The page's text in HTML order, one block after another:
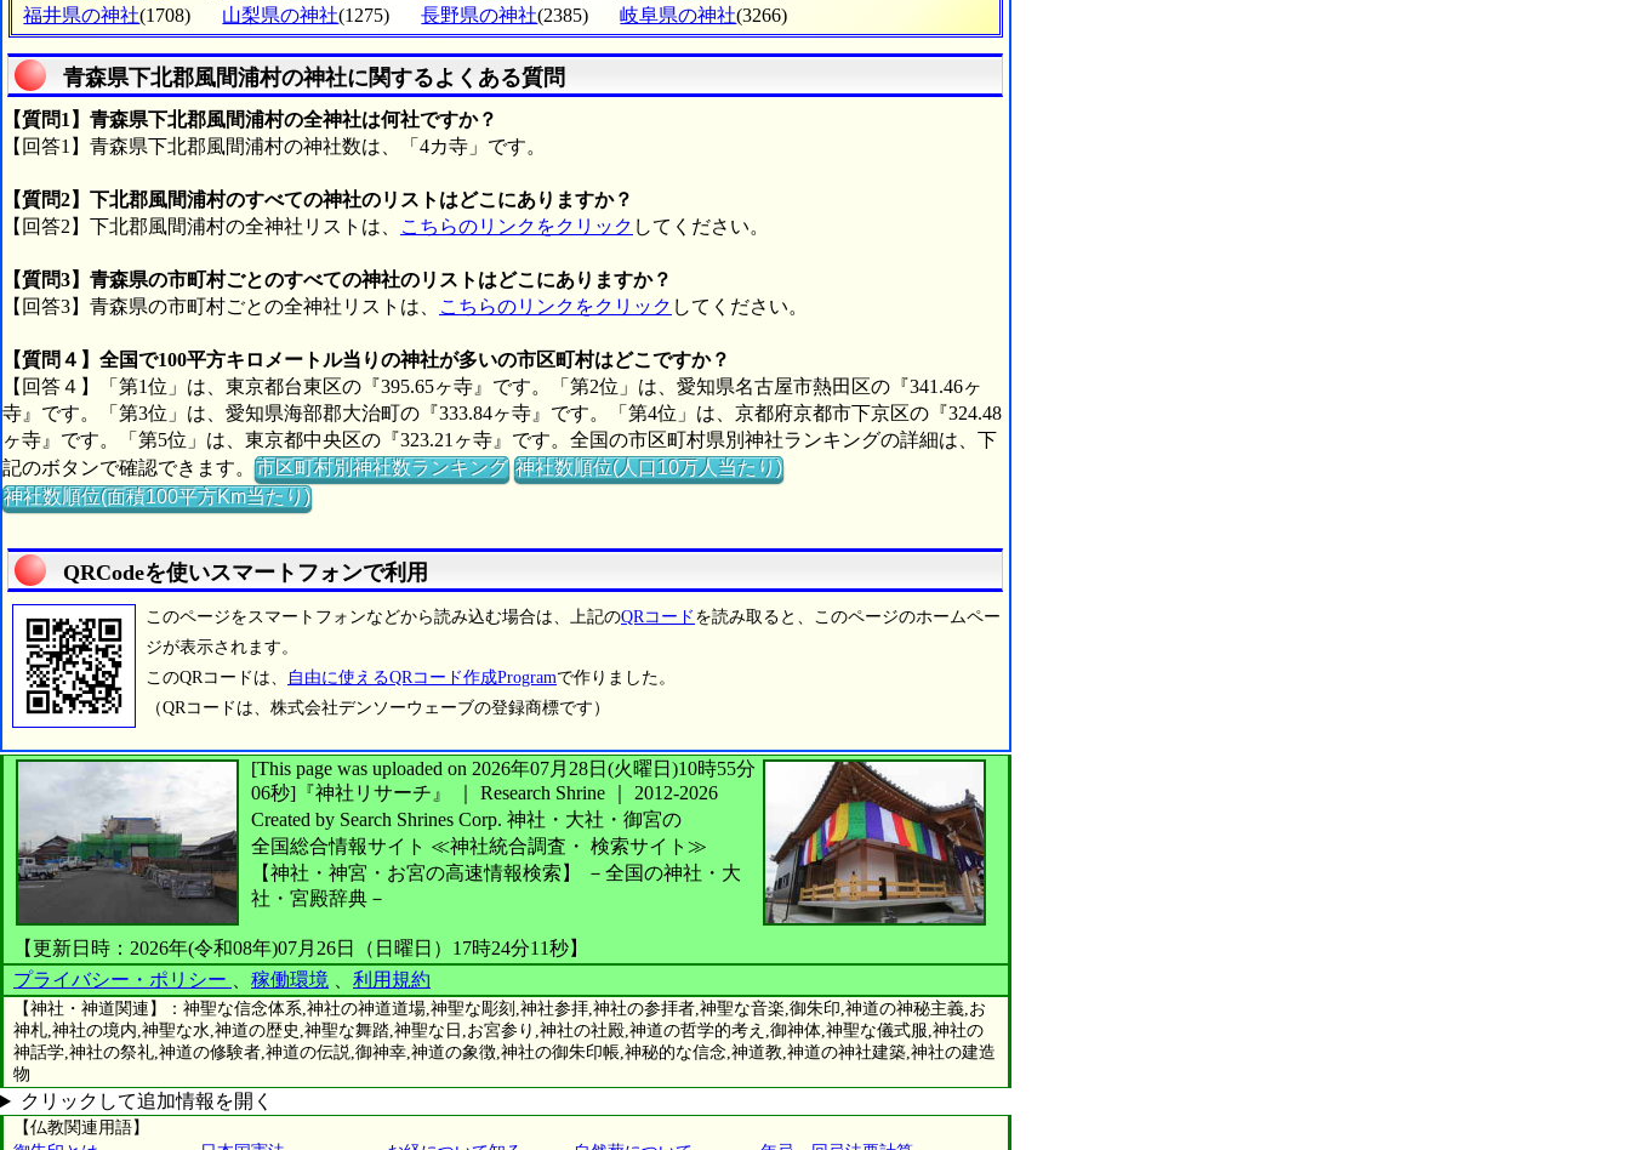
福井県の神社(1708) 山梨県の神社(1275) 長野県の神社(2385) 岐阜県の神社(3266)
青森県下北郡風間浦村の神社に関するよくある質問
【質問1】青森県下北郡風間浦村の全神社は何社ですか？
【回答1】青森県下北郡風間浦村の神社数は、「4カ寺」です。
【質問2】下北郡風間浦村のすべての神社のリストはどこにありますか？
【回答2】下北郡風間浦村の全神社リストは、
こちらのリンクをクリック してください。
【質問3】青森県の市町村ごとのすべての神社のリストはどこにありますか？
【回答3】青森県の市町村ごとの全神社リストは、
こちらのリンクをクリック してください。
【質問４】全国で100平方キロメートル当りの神社が多いの市区町村はどこですか？
【回答４】「第1位」は、東京都台東区の『395.65ヶ寺』です。「第2位」は、愛知県名古屋市熱田区の『341.46ヶ
寺』です。「第3位」は、愛知県海部郡大治町の『333.84ヶ寺』です。「第4位」は、京都府京都市下京区の『324.48
ヶ寺』です。「第5位」は、東京都中央区の『323.21ヶ寺』です。全国の市区町村県別神社ランキングの詳細は、下
記のボタンで確認できます。市区町村別神社数ランキング 神社数順位(人口10万人当たり)
神社数順位(面積100平方Km当たり)
QRCodeを使いスマートフォンで利用
このページをスマートフォンなどから読み込む場合は、上記のQRコード を読み取ると、このページのホームペー
ジが表示されます。
このQRコードは、
自由に使えるQRコード作成Programで作りました。
（QRコードは、株式会社デンソーウェーブの登録商標です）
[This page was uploaded on 2026年07月28日(火曜日)10時55分
06秒] 『神社リサーチ』 ｜ Research Shrine
2012-2026
Created by Search Shrines Corp. 神社・大社・御宮の
全国総合情報サイト ≪神社統合調査・ 検索サイト≫
【神社・神宮・お宮の高速情報検索】
－全国の神社・大
社・宮殿辞典－
【更新日時：2026年(令和08年)07月26日（日曜日）17時24分11秒】
プライバシー・ポリシー
稼働環境 利用規約
【神社・神道関連】：神聖な信念体系,神社の神道道場,神聖な彫刻,神社参拝,神社の参拝者,神聖な音楽,御朱印,神道の神秘主義,お
神札,神社の境内,神聖な水,神道の歴史,神聖な舞踏,神聖な日,お宮参り,神社の社殿,神道の哲学的考え,御神体,神聖な儀式服,神社の
神話学,神社の祭礼,神道の修験者,神道の伝説,御神幸,神道の象徴,神社の御朱印帳,神秘的な信念,神道教,神道の神社建築,神社の建造
物
クリックして追加情報を開く
【仏教関連用語】